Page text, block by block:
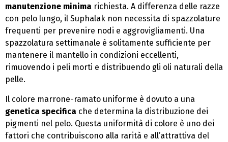
manutenzione minima richiesta. A differenza delle razze
con pelo lungo, il Suphalak non necessita di spazzolature
frequenti per prevenire nodi e aggrovigliamenti. Una
spazzolatura settimanale è solitamente sufficiente per
mantenere il mantello in condizioni eccellenti,
rimuovendo i peli morti e distribuendo gli oli naturali della
pelle.
Il colore marrone-ramato uniforme è dovuto a una
genetica specifica che determina la distribuzione dei
pigmenti nel pelo. Questa uniformità di colore è uno dei
fattori che contribuiscono alla rarità e all’attrattiva del